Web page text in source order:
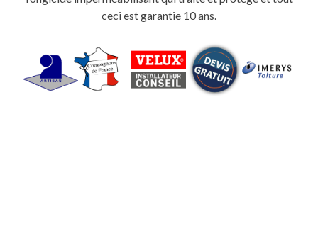
ceci est garantie 10 ans.